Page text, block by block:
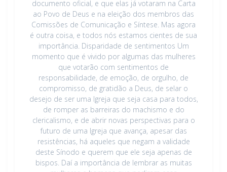
documento oficial, e que elas já votaram na Carta
ao Povo de Deus e na eleição dos membros das
Comissões de Comunicação e Síntese. Mas agora
é outra coisa, e todos nós estamos cientes de sua
importância. Disparidade de sentimentos Um
momento que é vivido por algumas das mulheres
que votarão com sentimentos de
responsabilidade, de emoção, de orgulho, de
compromisso, de gratidão a Deus, de selar o
desejo de ser uma Igreja que seja casa para todos,
de romper as barreiras do machismo e do
clericalismo, e de abrir novas perspectivas para o
futuro de uma Igreja que avança, apesar das
resistências, há aqueles que negam a validade
deste Sínodo e querem que ele seja apenas de
bispos. Daí a importância de lembrar as muitas